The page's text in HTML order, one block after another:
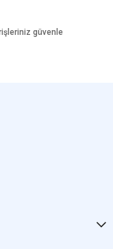
güvenle